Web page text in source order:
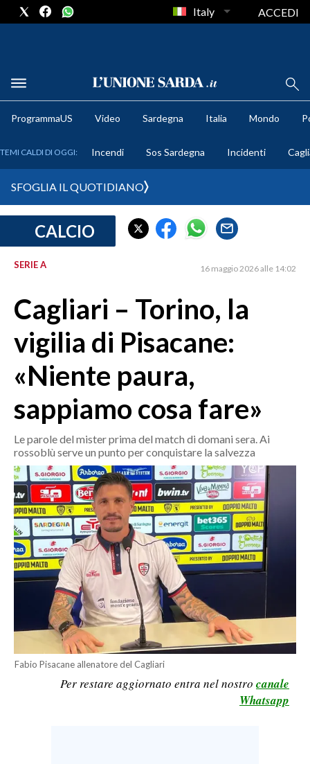
METEO
CRONACA SARDEGNA
MEDIO CAMPIDANO
ORISTANO E PROVINCIA
SASSARI E PROVINCIA
GALLURA
NUORO E PROVINCIA
OGLIASTRA
AGENDA
CRONACA
ITALIA
MONDO
POLITICA
ECONOMIA
SERVIZI ALLE IMPRESE
BANDI
Italy ACCEDI
ProgrammaUS Video Sardegna Italia Mondo
TEMI CALDI DI OGGI: Incendi Sos Sardegna Incidenti
SFOGLIA IL QUOTIDIANO
CALCIO
SERIE A 16 maggio 2026 alle 14:02
Cagliari – Torino, la
vigilia di Pisacane:
«Niente paura,
sappiamo cosa fare»
Le parole del mister prima del match di domani sera. Ai
rossoblù serve un punto per conquistare la salvezza
Fabio Pisacane allenatore del Cagliari
Per restare aggiornato entra nel nostro canale
Whatsapp